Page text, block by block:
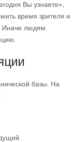
Вы узнаете»,
время зрителя и
Иначе людям
базы. На